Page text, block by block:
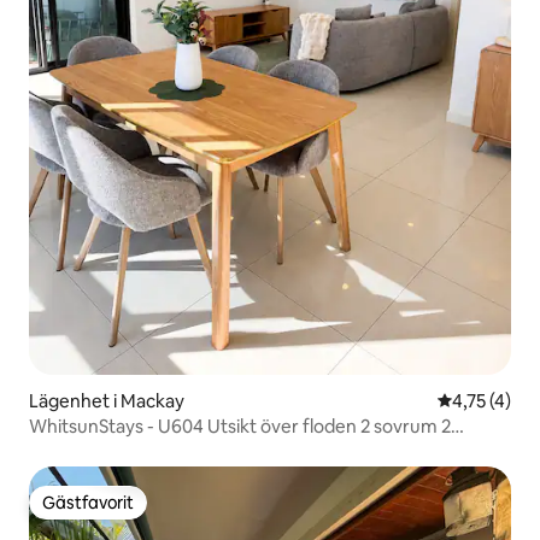
Lägenhet i Mackay 4,75 av 5 i
4,75 (4)
WhitsunStays - U604 Utsikt över floden 2 sovrum 2
Gästfavorit
Gästfavorit